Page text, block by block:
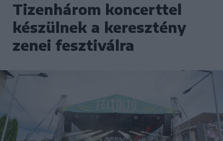
Tizenhárom koncerttel
készülnek a keresztény
zenei fesztiválra